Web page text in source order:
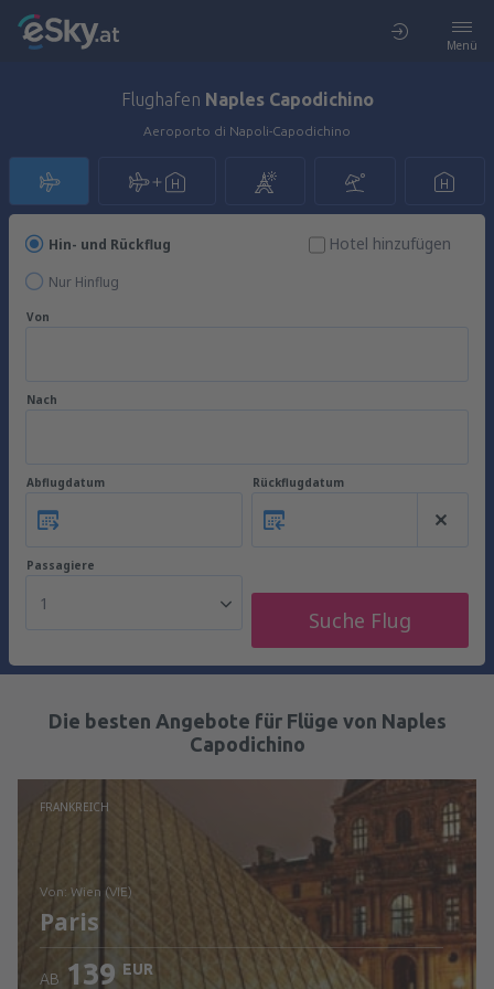
Menü
Flughafen Naples Capodichino
Aeroporto di Napoli-Capodichino
Hin- und Rückflug
Nur Hinflug
Hotel hinzufügen
Von
Nach
Abflugdatum Rückflugdatum
Passagiere
1
Suche Flug
Die besten Angebote für Flüge von Naples
Capodichino
FRANKREICH
von: Wien (VIE)
Paris
AB 139 EUR